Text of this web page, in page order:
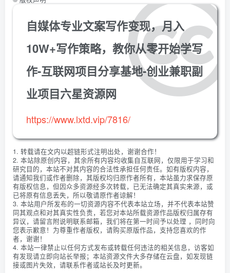
自媒体专业文案写作变现，月入
10W+写作策略，教你从零开始学写
作-互联网项目分享基地-创业兼职副
业项目六星资源网
https://www.lxtd.vip/7816/
1. 转载请在文内以超链形式注明出处，谢谢合作！
2. 本站除原创内容，其余所有内容均收集自互联网，仅限用于学习和
研究目的，本站不对其内容的合法性承担任何责任。如有版权内容，
请通知我们或作者删除，其版权均归原作者所有，本站虽力求保存原
有版权信息，但因众多资源经多次转载，已无法确定其真实来源，或
已将原有信息丢失，所以敬请原作者谅解！
3. 本站用户所发布的一切资源内容不代表本站立场，并不代表本站赞
同其观点和对其真实性负责，若您对本站所载资源作品版权归属存有
异议，请留言附说明联系邮箱，我们将在第一时间予以处理 ，同时向
您表示歉意！为尊重作者版权，请购买原版作品，支持您喜欢的作
者，谢谢！
4. 本站一律禁止以任何方式发布或转载任何违法的相关信息，访客如
有发现请立即向站长举报；本站资源文件大多存储在云盘，如发现链
接或图片失效，请联系作者或站长及时更新。